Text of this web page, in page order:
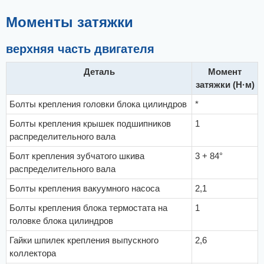
щ
е
Моменты затяжки
верхняя часть двигателя
Деталь
Момент
затяжки (Н·м)
Болты крепления головки блока цилиндров
*
Болты крепления крышек подшипников
распределительного вала
1
Болт крепления зубчатого шкива
распределительного вала
3 + 84°
Болты крепления вакуумного насоса
2,1
Болты крепления блока термостата на
головке блока цилиндров
1
Гайки шпилек крепления выпускного
коллектора
2,6